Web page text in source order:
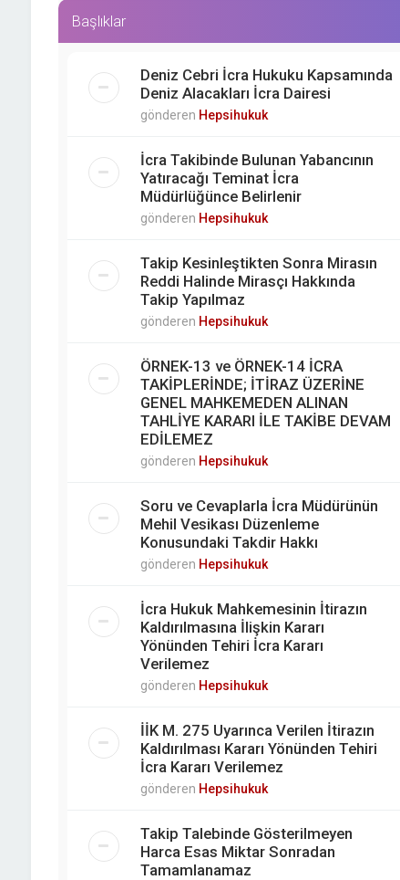
Başlıklar
Deniz Cebri İcra Hukuku Kapsamında
Deniz Alacakları İcra Dairesi
gönderen Hepsihukuk
İcra Takibinde Bulunan Yabancının
Yatıracağı Teminat İcra
Müdürlüğünce Belirlenir
gönderen Hepsihukuk
Takip Kesinleştikten Sonra Mirasın
Reddi Halinde Mirasçı Hakkında
Takip Yapılmaz
gönderen Hepsihukuk
ÖRNEK-13 ve ÖRNEK-14 İCRA
TAKİPLERİNDE; İTİRAZ ÜZERİNE
GENEL MAHKEMEDEN ALINAN
TAHLİYE KARARI İLE TAKİBE DEVAM
EDİLEMEZ
gönderen Hepsihukuk
Soru ve Cevaplarla İcra Müdürünün
Mehil Vesikası Düzenleme
Konusundaki Takdir Hakkı
gönderen Hepsihukuk
İcra Hukuk Mahkemesinin İtirazın
Kaldırılmasına İlişkin Kararı
Yönünden Tehiri İcra Kararı
Verilemez
gönderen Hepsihukuk
İİK M. 275 Uyarınca Verilen İtirazın
Kaldırılması Kararı Yönünden Tehiri
İcra Kararı Verilemez
gönderen Hepsihukuk
Takip Talebinde Gösterilmeyen
Harca Esas Miktar Sonradan
Tamamlanamaz